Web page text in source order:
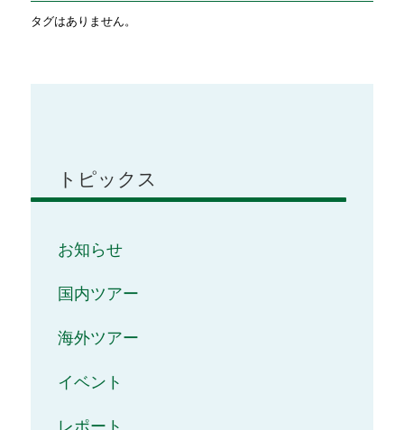
タグはありません。
トピックス
お知らせ
国内ツアー
海外ツアー
イベント
レポート